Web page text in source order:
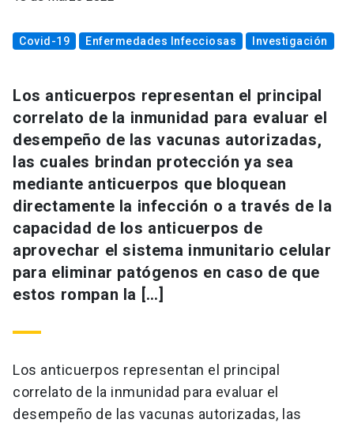
Covid-19 Enfermedades Infecciosas Investigación
Los anticuerpos representan el principal
correlato de la inmunidad para evaluar el
desempeño de las vacunas autorizadas,
las cuales brindan protección ya sea
mediante anticuerpos que bloquean
directamente la infección o a través de la
capacidad de los anticuerpos de
aprovechar el sistema inmunitario celular
para eliminar patógenos en caso de que
estos rompan la […]
Los anticuerpos representan el principal
correlato de la inmunidad para evaluar el
desempeño de las vacunas autorizadas, las